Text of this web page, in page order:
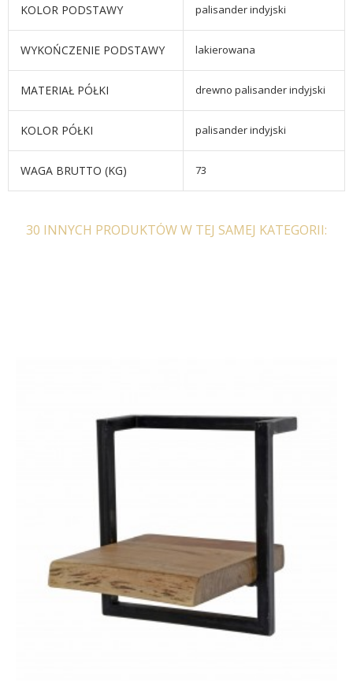
KOLOR PODSTAWY palisander indyjski
WYKOŃCZENIE PODSTAWY lakierowana
MATERIAŁ PÓŁKI drewno palisander indyjski
KOLOR PÓŁKI palisander indyjski
WAGA BRUTTO (KG) 73
SZAFKA NOCNA
MAKASSAR 43 CM
301,67 zł
MAKASSAR 43X35 CM
-11%
30 INNYCH PRODUKTÓW W TEJ SAMEJ KATEGORII: